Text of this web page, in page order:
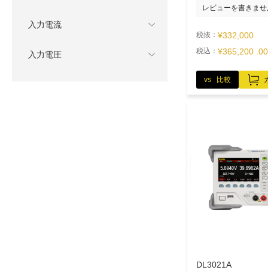
入力電流
入力電圧
レビューを書きま
税抜： ¥332,000
税込： ¥365,200 .00
vs 比較
DL3021A